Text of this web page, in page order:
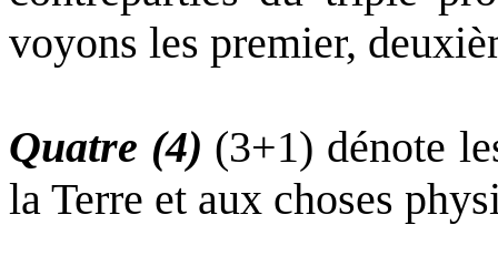
voyons les premier,
Quatre (4) (3+1) dénote
la Terre et aux choses